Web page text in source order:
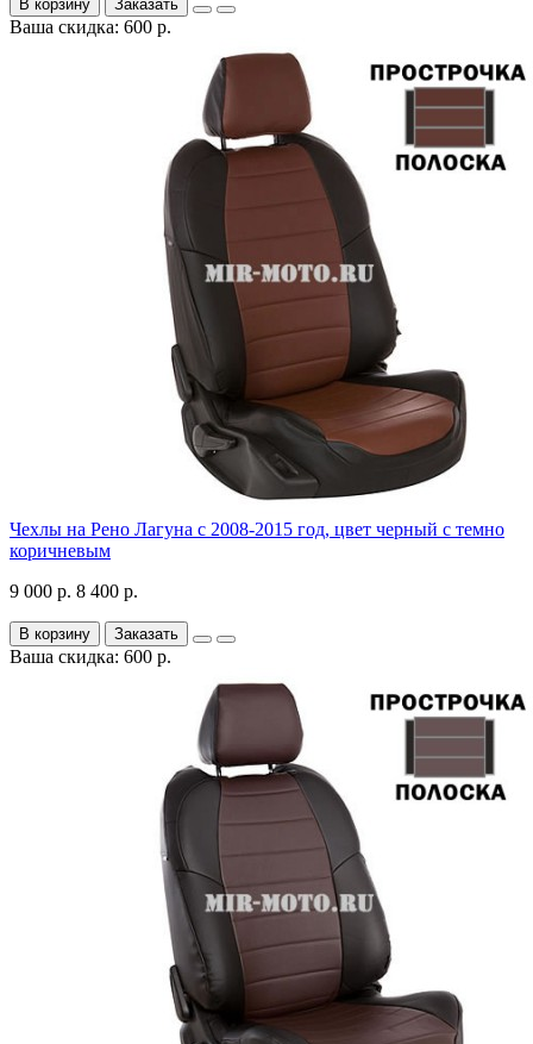
В корзину Заказать
Ваша скидка: 600 р.
Чехлы на Рено Лагуна с 2008-2015 год, цвет черный с темно
коричневым
9 000 р. 8 400 р.
В корзину Заказать
Ваша скидка: 600 р.